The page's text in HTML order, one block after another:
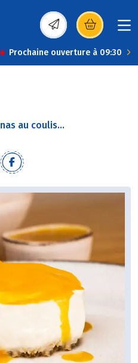
(s’ouvre dans une
Prochaine ouverture à 09:30
au coulis...